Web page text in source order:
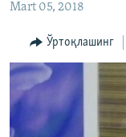
Озодлик бошқа
Mart 05, 2018
Ўртоқлашинг